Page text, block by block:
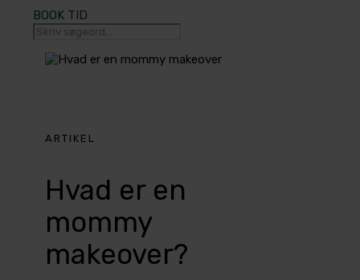
BOOK TID
ARTIKEL
Hvad er en
mommy
makeover?